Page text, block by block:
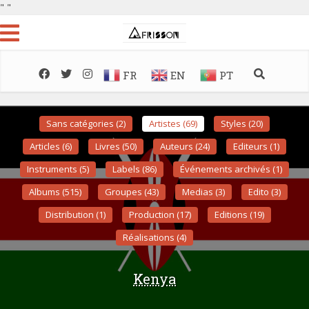
" "
FR EN PT
Sans catégories (2) Artistes (69)
Styles (20)
Articles (6)
Livres (50) Auteurs (24)
Editeurs (1)
Instruments (5)
Labels (86)
Événements archivés (1)
Albums (515)
Groupes (43) Medias (3)
Edito (3)
Distribution (1)
Production (17)
Editions (19)
Réalisations (4)
Kenya